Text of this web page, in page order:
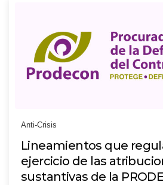
Anti-Crisis
Lineamientos que
ejercicio de las
sustantivas de la